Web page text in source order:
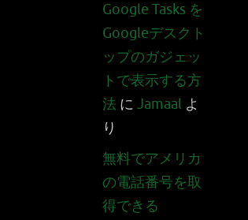
Google Tasks を
Googleデスクト
ップのガジェッ
トで表示する方
法 に Jamaal よ
り
無料でアメリカ
の電話番号を取
得できる